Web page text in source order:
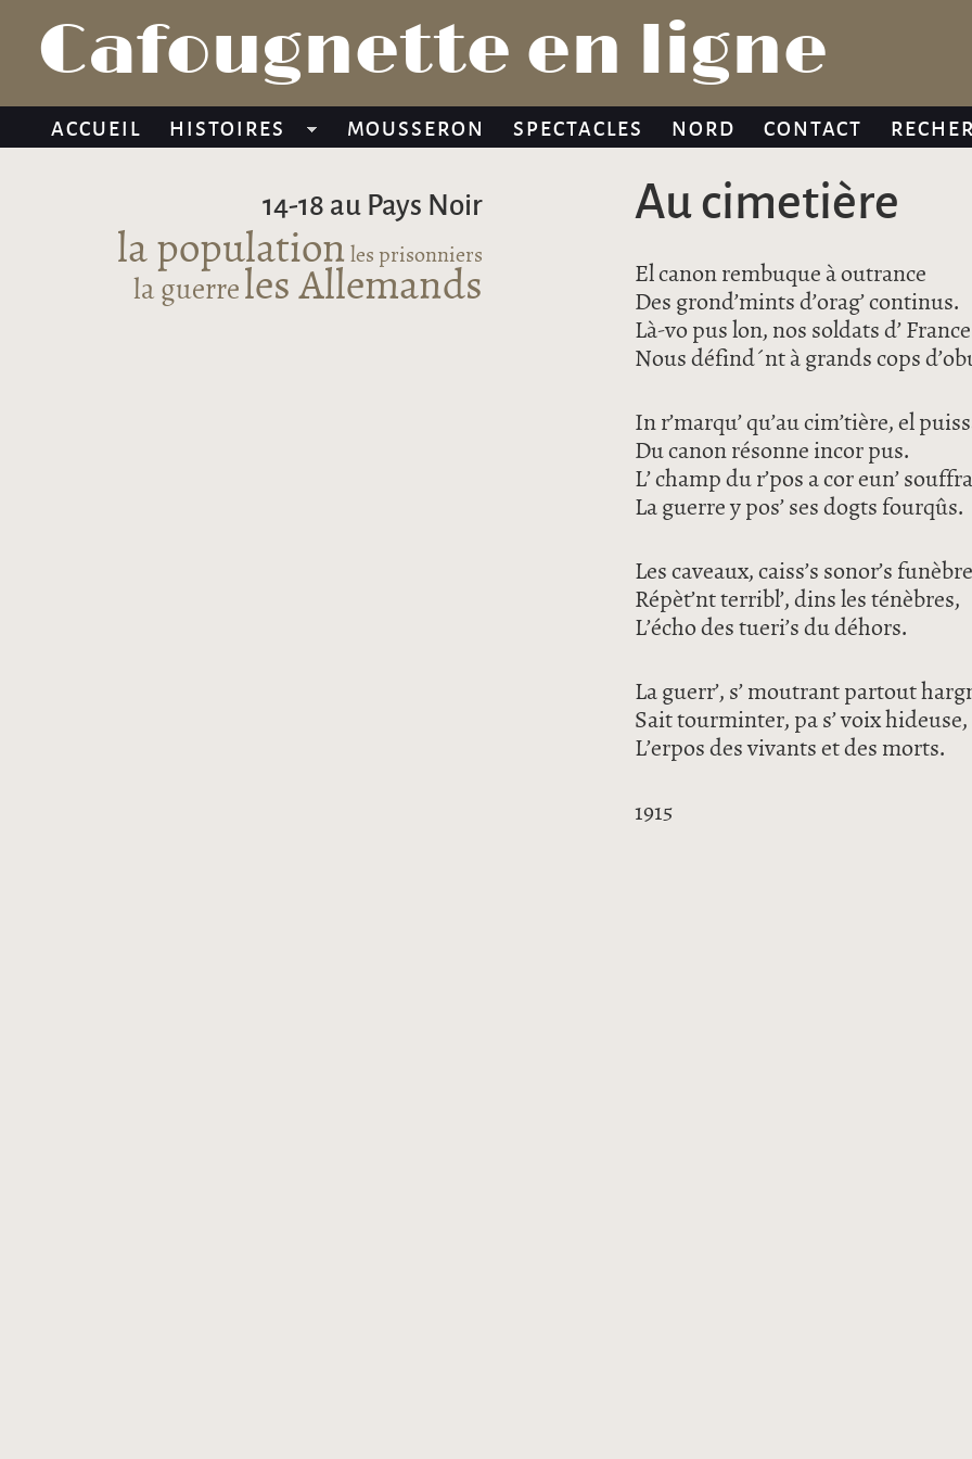
Jump to navigation
Cafougnette en ligne
ACCUEIL HISTOIRES MOUSSERON SPECTACLES NORD CONTACT
Au cimetière
El canon rembuque à outrance
Des grond’mints d’orag’ continus.
Là-vo pus lon, nos soldats d’ France
Nous défind´nt à grands cops
In r’marqu’ qu’au cim’tière, el
Du canon résonne incor pus.
L’ champ du r’pos a cor eun’
La guerre y pos’ ses dogts fourqûs.
Les caveaux, caiss’s sonor’s
Répèt’nt terribl’, dins les ténèbres,
L’écho des tueri’s du déhors.
La guerr’, s’ moutrant partout
Sait tourminter, pa s’ voix hideuse,
L’erpos des vivants et des morts.
1915
14-18 au Pays Noir
la population les prisonniers
la guerreles Allemands